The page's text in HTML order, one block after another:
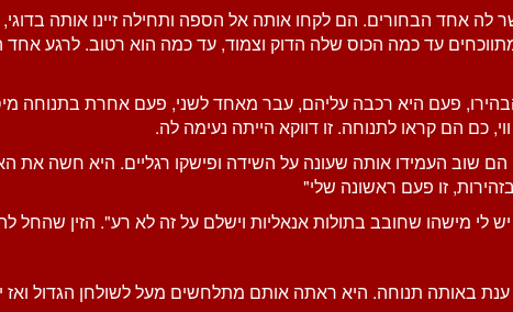
לה אחד הבחורים. הם לקחו אותה אל הספה ותחילה זיינו אותה
עד כמה הכוס שלה הדוק וצמוד, עד כמה הוא רטוב. לרגע
פעם היא רכבה עליהם, עבר מאחד לשני, פעם אחרת בתנוחה
כם הם קראו לתנוחה. זו דווקא הייתה נעימה לה.
שוב העמידו אותה שעונה על השידה ופישקו רגליים. היא חשה את
זו פעם ראשונה שלי"
לי מישהו שחובב בתולות אנאליות וישלם על זה לא רע". הזין
באותה תנוחה. היא ראתה אותם מתלחשים מעל לשולחן הגדול ואז